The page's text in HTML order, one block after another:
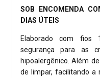
SOB ENCOMENDA
DIAS ÚTEIS
Elaborado com fios
segurança para as
hipoalergênico. Além
de limpar, facilitando a